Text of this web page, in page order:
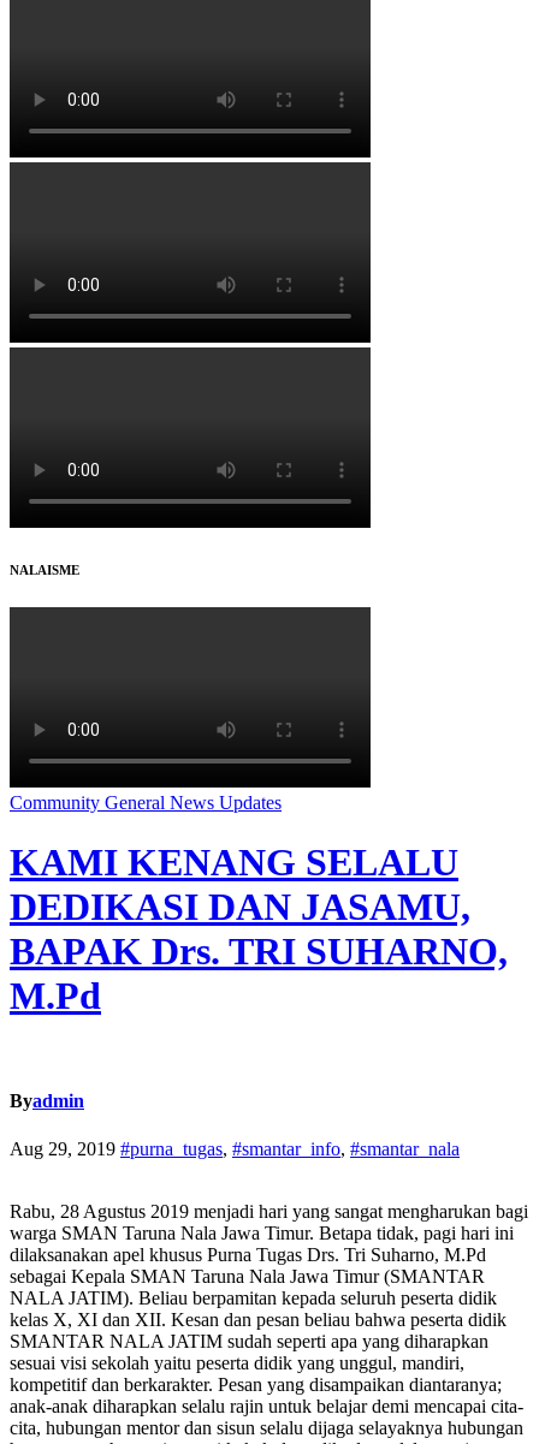
NALAISME
Community General News Updates
KAMI KENANG SELALU
DEDIKASI DAN JASAMU,
BAPAK Drs. TRI SUHARNO,
M.Pd
Byadmin
Aug 29, 2019 #purna_tugas, #smantar_info, #smantar_nala
Rabu, 28 Agustus 2019 menjadi hari yang sangat mengharukan bagi
warga SMAN Taruna Nala Jawa Timur. Betapa tidak, pagi hari ini
dilaksanakan apel khusus Purna Tugas Drs. Tri Suharno, M.Pd
sebagai Kepala SMAN Taruna Nala Jawa Timur (SMANTAR
NALA JATIM). Beliau berpamitan kepada seluruh peserta didik
kelas X, XI dan XII. Kesan dan pesan beliau bahwa peserta didik
SMANTAR NALA JATIM sudah seperti apa yang diharapkan
sesuai visi sekolah yaitu peserta didik yang unggul, mandiri,
kompetitif dan berkarakter. Pesan yang disampaikan diantaranya;
anak-anak diharapkan selalu rajin untuk belajar demi mencapai cita-
cita, hubungan mentor dan sisun selalu dijaga selayaknya hubungan